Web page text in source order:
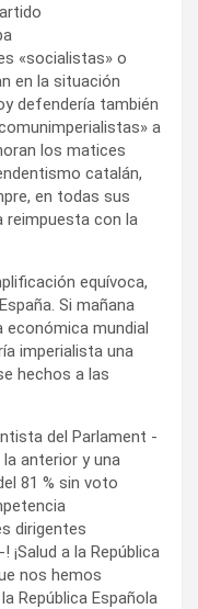
«socialistas» o
en la situación
defendería también
a
los matices
catalán,
en todas sus
reimpuesta con la
equívoca,
Si mañana
económica mundial
imperialista una
hechos a las
del Parlament -
anterior y una
81 % sin voto
dirigentes
a la República
nos hemos
República Española